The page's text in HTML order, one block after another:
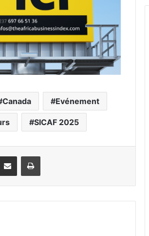
Canada Evénement
SICAF 2025
Partager par email Imprimer